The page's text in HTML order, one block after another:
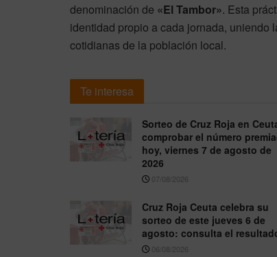
denominación de «El Tambor». Esta
identidad propio a cada jornada, uniendo
cotidianas de la población local.
Te interesa
Sorteo de Cruz Roja en
comprobar el número
hoy, viernes 7 de agosto de
2026
07/08/2026
Cruz Roja Ceuta celebra su
sorteo de este jueves 6 de
agosto: consulta el
06/08/2026